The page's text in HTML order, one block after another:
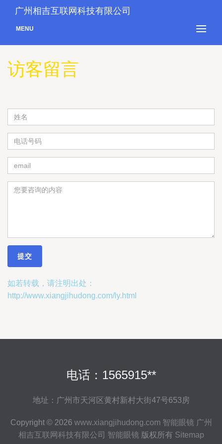
广州相吉互联网科技有限公司
MENU
访客留言
如若转载，请注明出处：
http://www.xiangjihudong.com/ly.html
电话：1565915**
地址：广州市天河区黄村新村大街47号653房
Copyright © 2026 www.xiangjihudong.com 智能眼镜 广州
相吉互联网科技有限公司 智能眼镜 版权所有 Sitemap